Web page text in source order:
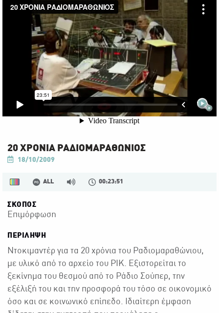
20 ΧΡΟΝΙΑ ΡΑΔΙΟΜΑΡΑΘΩΝΙΟΣ
18/10/2009
ALL 00:23:51
ΣΚΟΠΟΣ
Επιμόρφωση
ΠΕΡΙΛΗΨΗ
Ντοκιμαντέρ για τα 20 χρόνια του Ραδιομαραθώνιου,
με υλικό από το αρχείο του ΡΙΚ. Εξιστορείται το
ξεκίνημα του θεσμού από το Ράδιο Σούπερ, την
εξέλιξή του και την προσφορά του τόσο σε οικονομικό
όσο και σε κοινωνικό επίπεδο. Ιδιαίτερη έμφαση